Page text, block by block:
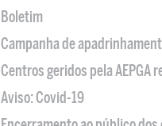
Boletim
Campanha de
Centros geridos pela AEPGA
Aviso: Covid-19